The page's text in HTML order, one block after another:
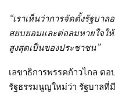
“เราเห็นว่าการจัดตั้งรัฐบา
สยบยอมและต่อลมหายใจใ
สูงสุดเป็นของประชาชน”
เลขาธิการพรรคก้าวไกล ต
รัฐธรรมนูญใหม่ว่า รัฐบาล